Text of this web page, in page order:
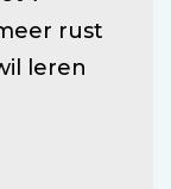
rust
leren